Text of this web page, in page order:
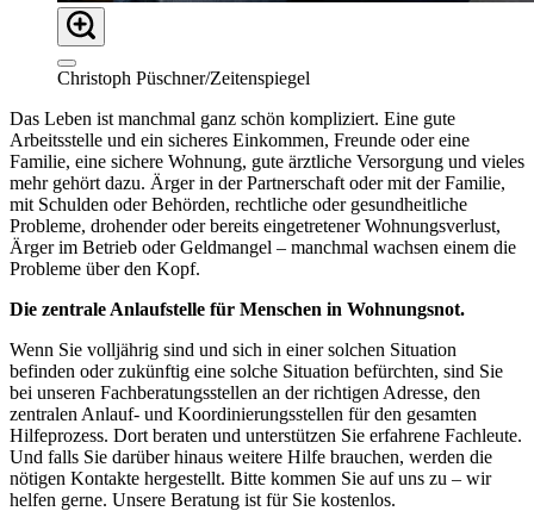
Christoph Püschner/Zeitenspiegel
Das Leben ist manchmal ganz schön kompliziert. Eine gute
Arbeitsstelle und ein sicheres Einkommen, Freunde oder eine
Familie, eine sichere Wohnung, gute ärztliche Versorgung und vieles
mehr gehört dazu. Ärger in der Partnerschaft oder mit der Familie,
mit Schulden oder Behörden, rechtliche oder gesundheitliche
Probleme, drohender oder bereits eingetretener Wohnungsverlust,
Ärger im Betrieb oder Geldmangel – manchmal wachsen einem die
Probleme über den Kopf.
Die zentrale Anlaufstelle für Menschen in Wohnungsnot.
Wenn Sie volljährig sind und sich in einer solchen Situation
befinden oder zukünftig eine solche Situation befürchten, sind Sie
bei unseren Fachberatungsstellen an der richtigen Adresse, den
zentralen Anlauf- und Koordinierungsstellen für den gesamten
Hilfeprozess. Dort beraten und unterstützen Sie erfahrene Fachleute.
Und falls Sie darüber hinaus weitere Hilfe brauchen, werden die
nötigen Kontakte hergestellt. Bitte kommen Sie auf uns zu – wir
helfen gerne. Unsere Beratung ist für Sie kostenlos.